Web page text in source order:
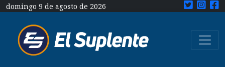
domingo 9 de agosto de 2026